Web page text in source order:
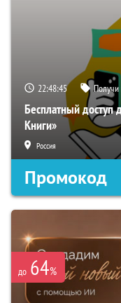
22:48:44
Бесплатный доступ
Книги»
Россия
Промокод
до 64%